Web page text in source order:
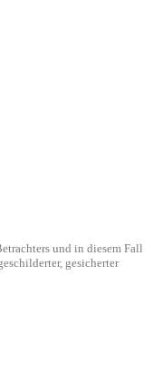
und in diesem Fall
gesicherter